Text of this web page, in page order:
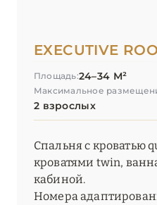
EXECUTIVE
Площадь:24–34 М²
Максимальное
2 взрослых
Спальня с кроватью
кроватями twin,
кабиной.
Номера